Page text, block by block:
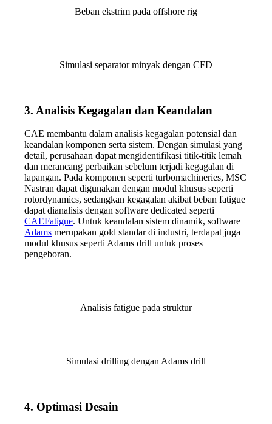
Beban ekstrim pada offshore rig
Simulasi separator minyak dengan CFD
3. Analisis Kegagalan dan Keandalan
CAE membantu dalam analisis kegagalan potensial dan
keandalan komponen serta sistem. Dengan simulasi yang
detail, perusahaan dapat mengidentifikasi titik-titik lemah
dan merancang perbaikan sebelum terjadi kegagalan di
lapangan. Pada komponen seperti turbomachineries, MSC
Nastran dapat digunakan dengan modul khusus seperti
rotordynamics, sedangkan kegagalan akibat beban fatigue
dapat dianalisis dengan software dedicated seperti
CAEFatigue. Untuk keandalan sistem dinamik, software
Adams merupakan gold standar di industri, terdapat juga
modul khusus seperti Adams drill untuk proses
pengeboran.
Analisis fatigue pada struktur
Simulasi drilling dengan Adams drill
4. Optimasi Desain